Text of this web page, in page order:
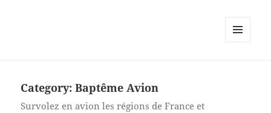
Category:Baptême Avion
Survolez en avion les régions de France et